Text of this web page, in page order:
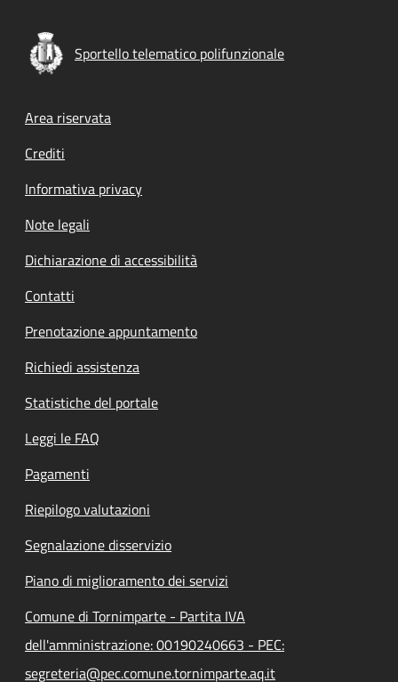
Sportello telematico polifunzionale
Footer menu
Area riservata
Crediti
Informativa privacy
Note legali
Dichiarazione di accessibilità
Contatti
Prenotazione appuntamento
Richiedi assistenza
Statistiche del portale
Leggi le FAQ
Pagamenti
Riepilogo valutazioni
Segnalazione disservizio
Piano di miglioramento dei servizi
Comune di Tornimparte - Partita IVA
dell'amministrazione: 00190240663 - PEC:
segreteria@pec.comune.tornimparte.aq.it